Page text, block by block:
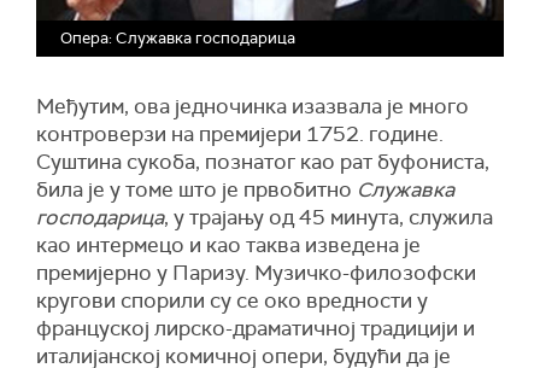
Опера: Служавка господарица
Међутим, ова једночинка изазвала је много
контроверзи на премијери 1752. године.
Суштина сукоба, познатог као рат буфониста,
била је у томе што је првобитно Служавка
господарица, у трајању од 45 минута, служила
као интермецо и као таква изведена је
премијерно у Паризу. Музичко-филозофски
кругови спорили су се око вредности у
француској лирско-драматичној традицији и
италијанској комичној опери, будући да је